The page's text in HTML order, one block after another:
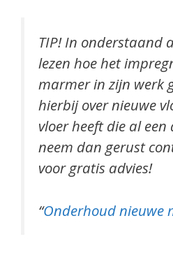
TIP! In onderstaand
lezen hoe het
marmer in zijn werk
hierbij over nieuwe
vloer heeft die al
neem dan gerust
voor gratis advies!
“Onderhoud nieuwe